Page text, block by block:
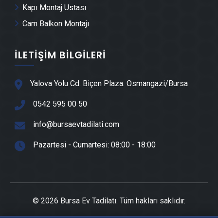
Su Yalıtımı & İzolasyon
Çatı ve Çatı İzolasyonu
Ferforje & Demir Doğrama
Çatı Oluk & Dere Sistemleri
Kombi ve Petek Temizliği
Komple Ev Tadilatı
Sürgülü WC Kapısı
Kapı Montaj Ustası
Cam Balkon Montajı
İLETIŞIM BILGILERI
Yalova Yolu Cd. Biçen Plaza. Osmangazi/Bursa
0542 595 00 50
info@bursaevtadilati.com
Pazartesi - Cumartesi: 08:00 - 18:00
© 2026 Bursa Ev Tadilatı. Tüm hakları saklıdır.